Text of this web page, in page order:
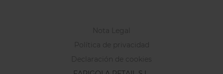
Nota Legal
Política de privacidad
Declaración de cookies